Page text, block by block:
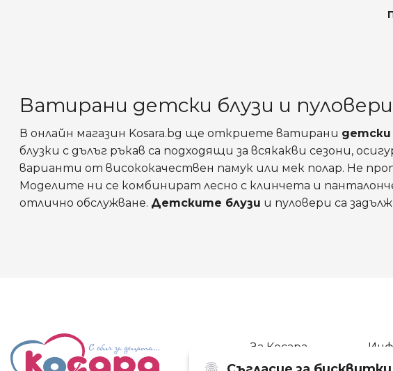
Ватирани детски блузи и
В онлайн магазин Kosara.bg ще откриете ватирани детски
блузки с дълъг ръкав са подходящи за всякакви сезони,
варианти от висококачествен памук или мек полар. Не
Моделите ни се комбинират лесно с клинчета и
отлично обслужване. Детските блузи и пуловери са
За Косара